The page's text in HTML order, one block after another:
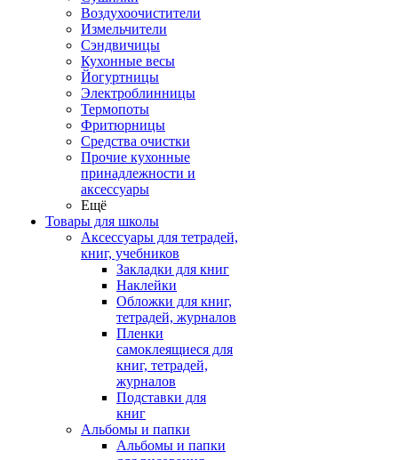
Воздухоочистители
Измельчители
Сэндвичицы
Кухонные весы
Йогуртницы
Электроблинницы
Термопоты
Фритюрницы
Средства очистки
Прочие кухонные
принадлежности и
аксессуары
Ещё
Товары для школы
Аксессуары для тетрадей,
книг, учебников
Закладки для книг
Наклейки
Обложки для книг,
тетрадей, журналов
Пленки
самоклеящиеся для
книг, тетрадей,
журналов
Подставки для
книг
Альбомы и папки
Альбомы и папки